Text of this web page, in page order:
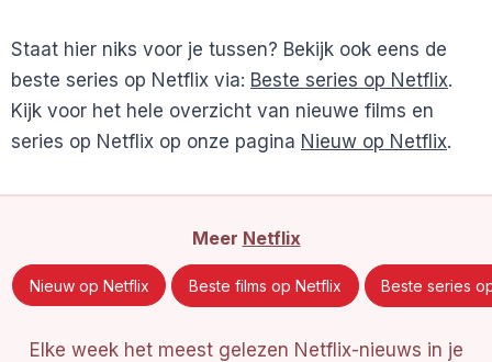
Staat hier niks voor je tussen? Bekijk ook eens de
beste series op Netflix via: Beste series op Netflix.
Kijk voor het hele overzicht van nieuwe films en
series op Netflix op onze pagina Nieuw op Netflix.
Meer Netflix
Nieuw op Netflix Beste films op Netflix Beste series
Elke week het meest gelezen Netflix-nieuws in je